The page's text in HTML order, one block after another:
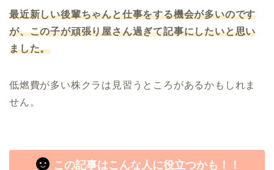
最近新しい後輩ちゃんと仕事をする機会が多いのです
が、この子が頑張り屋さん過ぎて記事にしたいと思い
ました。
低燃費が多い株クラは見習うところがあるかもしれま
せん。
この記事はこんな人に役立つかも！！